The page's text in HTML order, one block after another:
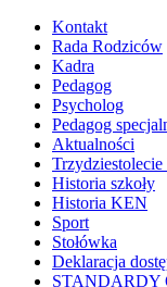
Kontakt
Rada Rodziców
Kadra
Pedagog
Psycholog
Pedagog
Aktualności
Historia szkoły
Historia KEN
Sport
Stołówka
Deklaracja
STANDARDY